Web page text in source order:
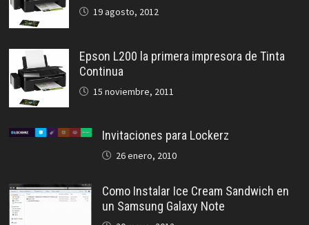
19 agosto, 2012
Epson L200 la primera impresora de Tinta
Continua
15 noviembre, 2011
Invitaciones para Lockerz
26 enero, 2010
Como Instalar Ice Cream Sandwich en
un Samsung Galaxy Note